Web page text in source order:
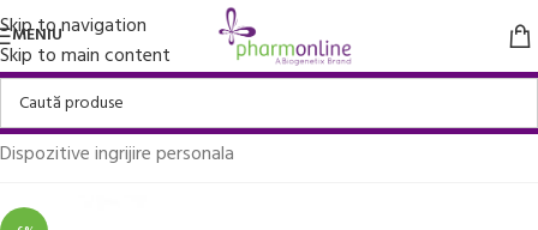
Skip to navigation
Skip to main content
MENIU
Prima pagină/Ingrijire personala si Cosmetice/
Dispozitive ingrijire personala